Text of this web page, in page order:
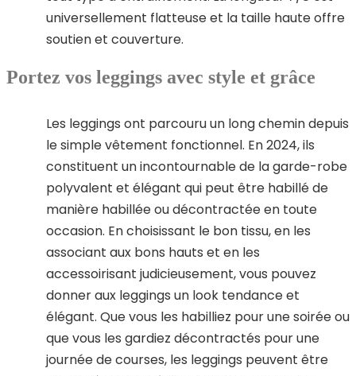
universellement flatteuse et la taille haute offre
soutien et couverture.
Portez vos leggings avec style et grâce
Les leggings ont parcouru un long chemin depuis
le simple vêtement fonctionnel. En 2024, ils
constituent un incontournable de la garde-robe
polyvalent et élégant qui peut être habillé de
manière habillée ou décontractée en toute
occasion. En choisissant le bon tissu, en les
associant aux bons hauts et en les
accessoirisant judicieusement, vous pouvez
donner aux leggings un look tendance et
élégant. Que vous les habilliez pour une soirée ou
que vous les gardiez décontractés pour une
journée de courses, les leggings peuvent être